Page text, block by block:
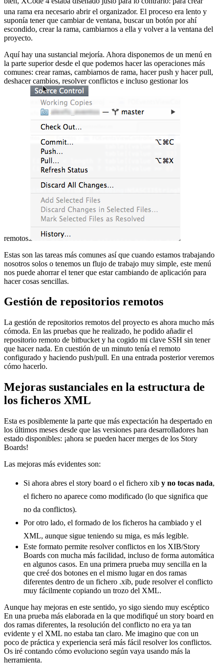
una rama era necesario abrir el organizador. El proceso era lento y
suponía tener que cambiar de ventana, buscar un botón por ahí
escondido, crear la rama, cambiarnos a ella y volver a la ventana del
proyecto.
Aquí hay una sustancial mejoría. Ahora disponemos de un menú en
la parte superior desde el que podemos hacer las operaciones más
comunes: crear ramas, cambiarnos de rama, hacer push y hacer pull,
deshacer cambios, resolver conflictos e incluso gestionar los
remotos.
Estas son las tareas más comunes así que cuando estamos trabajando
nosotros solos o tenemos un flujo de trabajo muy simple, este menú
nos puede ahorrar el tener que estar cambiando de aplicación para
hacer cosas sencillas.
Gestión de repositorios remotos
La gestión de repositorios remotos del proyecto es ahora mucho más
cómoda. En las pruebas que he realizado, he podido añadir el
repositorio remoto de bitbucket y ha cogido mi clave SSH sin tener
que hacer nada. En cuestión de un minuto tenía el remoto
configurado y haciendo push/pull. En una entrada posterior veremos
cómo hacerlo.
Mejoras sustanciales en la estructura de
los ficheros XML
Esta es posiblemente la parte que más expectación ha despertado en
los últimos meses desde que las versiones para desarrolladores han
estado disponibles: ¡ahora se pueden hacer merges de los Story
Boards!
Las mejoras más evidentes son:
Si ahora abres el story board o el fichero xib y no tocas nada,
el fichero no aparece como modificado (lo que significa que
no da conflictos).
Por otro lado, el formado de los ficheros ha cambiado y el
XML, aunque sigue teniendo su miga, es más legible.
Este formato permite resolver conflictos en los XIB/Story
Boards con mucha más facilidad, incluso de forma automática
en algunos casos. En una primera prueba muy sencilla en la
que creé dos botones en el mismo lugar en dos ramas
diferentes dentro de un fichero .xib, pude resolver el conflicto
muy fácilmente copiando un trozo del XML.
Aunque hay mejoras en este sentido, yo sigo siendo muy escéptico
En una prueba más elaborada en la que modifiqué un story board en
dos ramas diferentes, la resolución del conflicto no era ya tan
evidente y el XML no estaba tan claro. Me imagino que con un
poco de práctica y experiencia será más fácil resolver los conflictos.
Os iré contando cómo evoluciono según vaya usando más la
herramienta.